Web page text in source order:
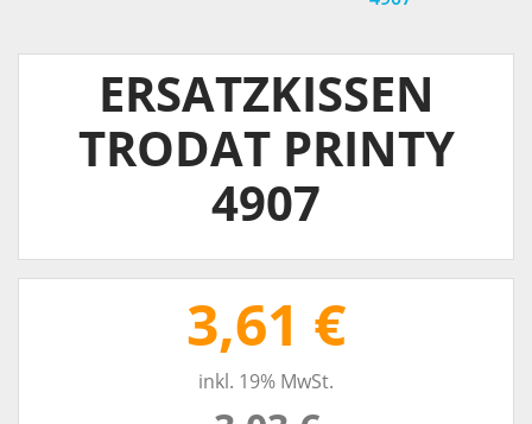
ERSATZKISSEN
TRODAT PRINTY
4907
3,61 €
inkl. 19% MwSt.